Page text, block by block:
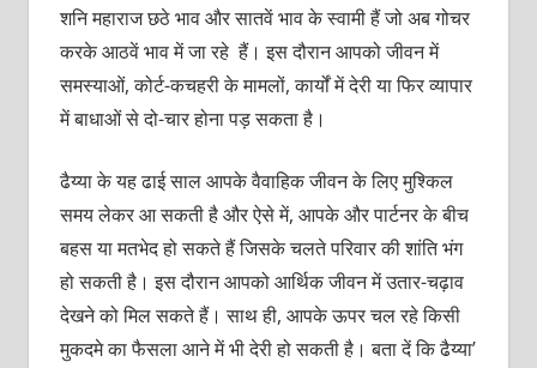
शनि महाराज छठे भाव और सातवें भाव के स्वामी हैं जो अब गोचर
करके आठवें भाव में जा रहे हैं। इस दौरान आपको जीवन में
समस्याओं, कोर्ट-कचहरी के मामलों, कार्यों में देरी या फिर व्यापार
में बाधाओं से दो-चार होना पड़ सकता है।
ढैय्या के यह ढाई साल आपके वैवाहिक जीवन के लिए मुश्किल
समय लेकर आ सकती है और ऐसे में, आपके और पार्टनर के बीच
बहस या मतभेद हो सकते हैं जिसके चलते परिवार की शांति भंग
हो सकती है। इस दौरान आपको आर्थिक जीवन में उतार-चढ़ाव
देखने को मिल सकते हैं। साथ ही, आपके ऊपर चल रहे किसी
मुकदमे का फैसला आने में भी देरी हो सकती है। बता दें कि ढैय्या’